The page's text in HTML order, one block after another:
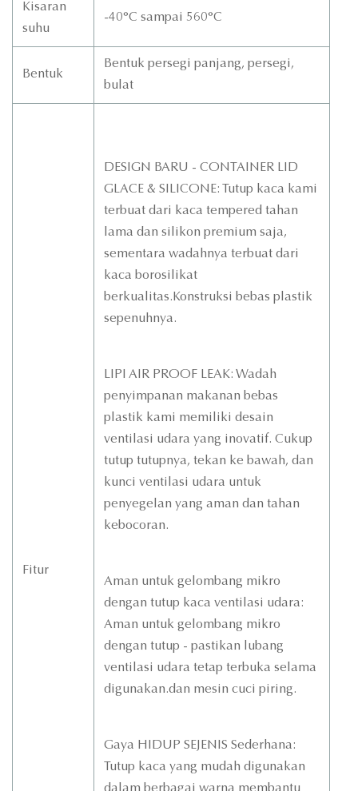
Kisaran
suhu
-40°C sampai 560°C
Bentuk
Bentuk persegi panjang, persegi,
bulat
Fitur
DESIGN BARU - CONTAINER LID
GLACE & SILICONE: Tutup kaca kami
terbuat dari kaca tempered tahan
lama dan silikon premium saja,
sementara wadahnya terbuat dari
kaca borosilikat
berkualitas.Konstruksi bebas plastik
sepenuhnya.
LIPI AIR PROOF LEAK: Wadah
penyimpanan makanan bebas
plastik kami memiliki desain
ventilasi udara yang inovatif. Cukup
tutup tutupnya, tekan ke bawah, dan
kunci ventilasi udara untuk
penyegelan yang aman dan tahan
kebocoran.
Aman untuk gelombang mikro
dengan tutup kaca ventilasi udara:
Aman untuk gelombang mikro
dengan tutup - pastikan lubang
ventilasi udara tetap terbuka selama
digunakan.dan mesin cuci piring.
Gaya HIDUP SEJENIS Sederhana:
Tutup kaca yang mudah digunakan